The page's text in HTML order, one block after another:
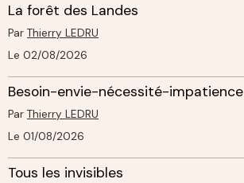
La forêt des Landes
Par Thierry LEDRU
Le 02/08/2026
Besoin-envie-nécessité-impatience
Par Thierry LEDRU
Le 01/08/2026
Tous les invisibles